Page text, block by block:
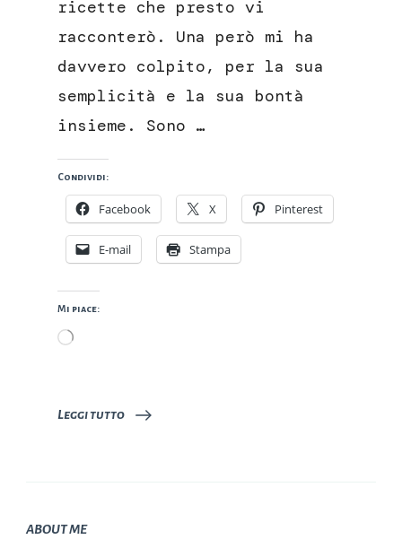
ricette che presto vi
racconterò. Una però mi ha
davvero colpito, per la sua
semplicità e la sua bontà
insieme. Sono …
Condividi:
Facebook X Pinterest
E-mail Stampa
Mi piace:
Caricamento
Leggi tutto
ABOUT ME